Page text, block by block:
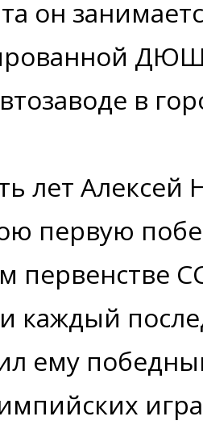
он
в
лет Алексей
первую
первенстве
каждый
ему